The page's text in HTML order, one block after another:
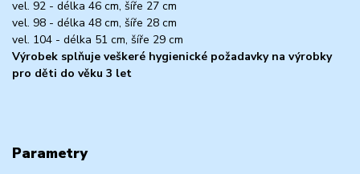
vel. 92 - délka 46 cm, šíře 27 cm
vel. 98 - délka 48 cm, šíře 28 cm
vel. 104 - délka 51 cm, šíře 29 cm
Výrobek splňuje veškeré hygienické požadavky na výrobky
pro děti do věku 3 let
Parametry